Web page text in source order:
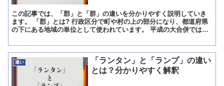
この記事では、「郡」と「群」の違いを分かりやすく説明していき
ます。 「郡」とは? 行政区分で町や村の上の部分になり、都道府県
の下にある地域の単位として使われています。 平成の大合併では大
違い
「ランタン」と「ランプ」の違い
とは？分かりやすく解釈